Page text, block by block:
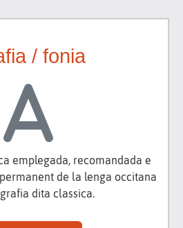
/ fonia
emplegada, recomandada e
de la lenga occitana
dita classica.